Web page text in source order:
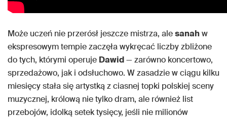
Może uczeń nie przerósł jeszcze mistrza, alesanahw
ekspresowym tempie zaczęła wykręcać liczby zbliżone
do tych, którymi operuje Dawid— zarówno koncertowo,
sprzedażowo, jak i odsłuchowo. W zasadzie w ciągu kilku
miesięcy stała się artystką z ciasnej topki polskiej sceny
muzycznej, królową nie tylko dram, ale również list
przebojów, idolką setek tysięcy, jeśli nie milionów